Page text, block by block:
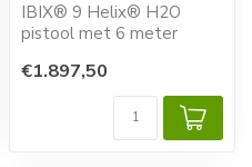
IBIX® 9 Helix® H2O
pistool met 6 meter
€1.897,50